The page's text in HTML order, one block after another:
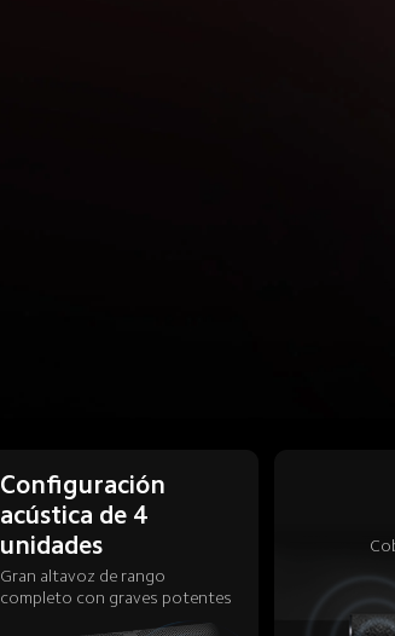
Configuración
acústica de 4
unidades
Gran altavoz de rango
completo con graves potentes